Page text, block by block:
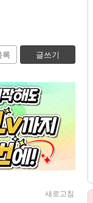
록 글쓰기
새로고침